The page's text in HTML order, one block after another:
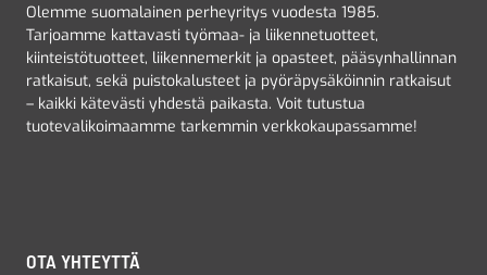
Olemme suomalainen perheyritys vuodesta 1985.
Tarjoamme kattavasti työmaa- ja liikennetuotteet,
kiinteistötuotteet, liikennemerkit ja opasteet, pääsynhallinnan
ratkaisut, sekä puistokalusteet ja pyöräpysäköinnin ratkaisut
– kaikki kätevästi yhdestä paikasta. Voit tutustua
tuotevalikoimaamme tarkemmin verkkokaupassamme!
OTA YHTEYTTÄ